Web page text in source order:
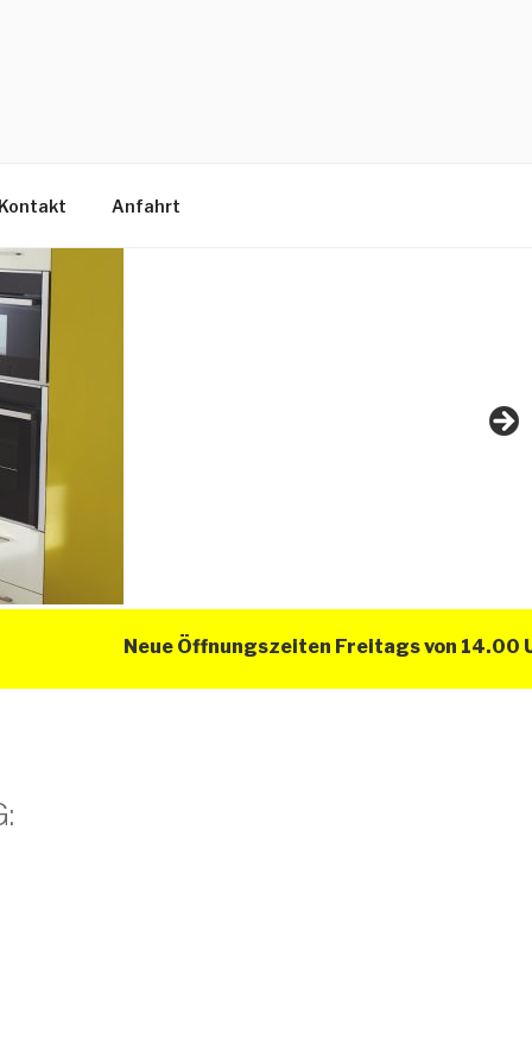
Anfahrt
Neue Öffnungszeiten Freitags von 14.00 Uhr